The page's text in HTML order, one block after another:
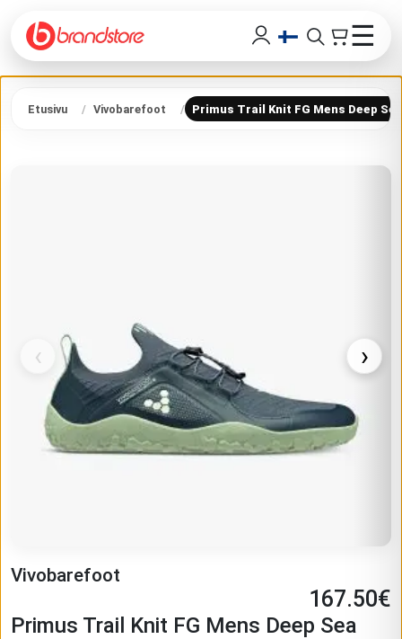
☰
Etusivu Vivobarefoot Primus Trail Knit FG Mens Deep Sea
‹ ›
Vivobarefoot
167.50€
Primus Trail Knit FG Mens Deep Sea